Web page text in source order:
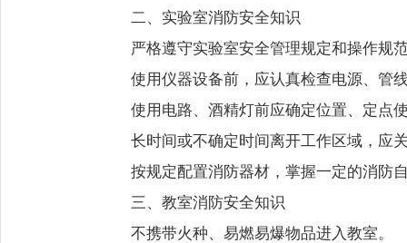
二、实验室消防安全知识
严格遵守实验室安全管理规定和操作规
使用仪器设备前，应认真检查电源、管
使用电路、酒精灯前应确定位置、定点
长时间或不确定时间离开工作区域，应
按规定配置消防器材，掌握一定的消防
三、教室消防安全知识
不携带火种、易燃易爆物品进入教室。